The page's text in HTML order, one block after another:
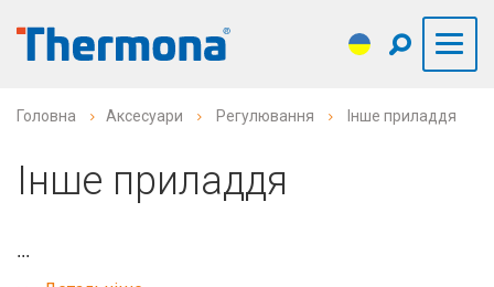
Головна Аксесуари Регулювання Інше приладдя
Інше приладдя
...